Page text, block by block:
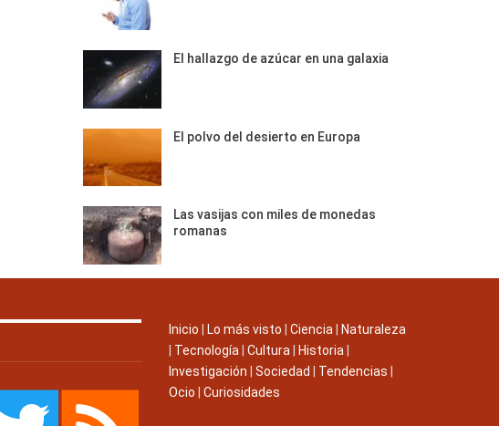
El hallazgo de azúcar en una galaxia
El polvo del desierto en Europa
Las vasijas con miles de monedas
romanas
Inicio Lo más visto Ciencia
Naturaleza
Tecnología Cultura Historia
Investigación
Sociedad Tendencias
Ocio
Curiosidades